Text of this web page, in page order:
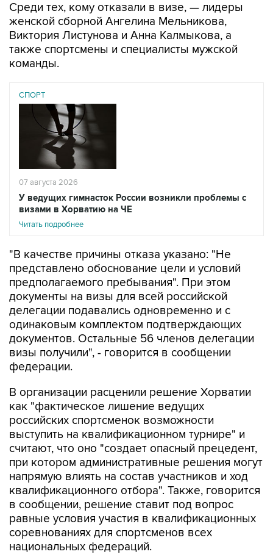
Среди тех, кому отказали в визе, — лидеры
женской сборной Ангелина Мельникова,
Виктория Листунова и Анна Калмыкова, а
также спортсмены и специалисты мужской
команды.
СПОРТ
07 августа 2026
У ведущих гимнасток России возникли проблемы с
визами в Хорватию на ЧЕ
Читать подробнее
"В качестве причины отказа указано: "Не
представлено обоснование цели и условий
предполагаемого пребывания". При этом
документы на визы для всей российской
делегации подавались одновременно и с
одинаковым комплектом подтверждающих
документов. Остальные 56 членов делегации
визы получили", - говорится в сообщении
федерации.
В организации расценили решение Хорватии
как "фактическое лишение ведущих
российских спортсменок возможности
выступить на квалификационном турнире" и
считают, что оно "создает опасный прецедент,
при котором административные решения могут
напрямую влиять на состав участников и ход
квалификационного отбора". Также, говорится
в сообщении, решение ставит под вопрос
равные условия участия в квалификационных
соревнованиях для спортсменов всех
национальных федераций.